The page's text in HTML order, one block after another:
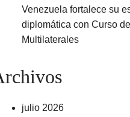
Venezuela fortalece su
diplomática con Curso
Multilaterales
julio 2026